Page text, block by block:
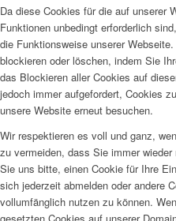
Da diese Cookies für die auf unserer
Funktionen unbedingt erforderlich
die Funktionsweise unserer
blockieren oder löschen, indem Sie
das Blockieren aller Cookies auf
jedoch immer aufgefordert, Cookies
unsere Website erneut besuchen.
Wir respektieren es voll und ganz,
zu vermeiden, dass Sie immer
Sie uns bitte, einen Cookie für Ihre
sich jederzeit abmelden oder andere
vollumfänglich nutzen zu können.